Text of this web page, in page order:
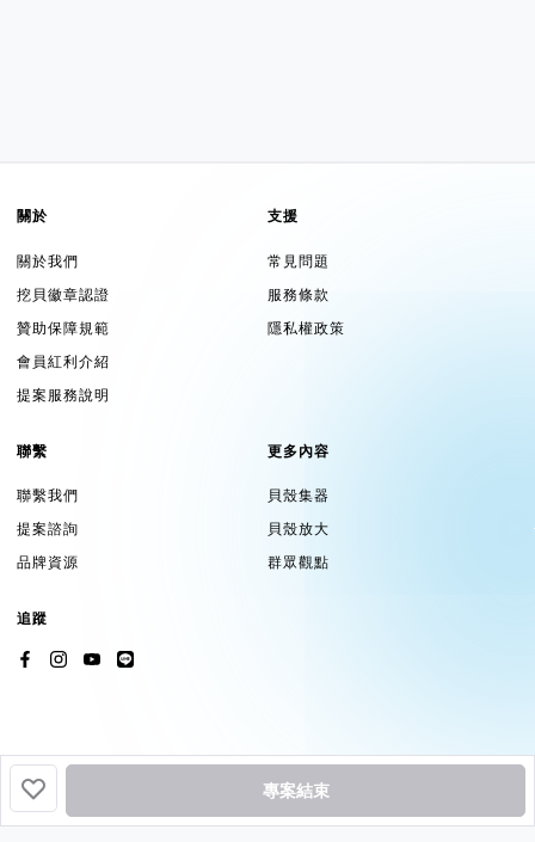
專案結束
關於
關於我們
挖貝徽章認證
贊助保障規範
會員紅利介紹
提案服務說明
支援
常見問題
服務條款
隱私權政策
聯繫
聯繫我們
提案諮詢
品牌資源
更多內容
貝殼集器
貝殼放大
群眾觀點
追蹤
挖貝基於貝殼集器提供服務